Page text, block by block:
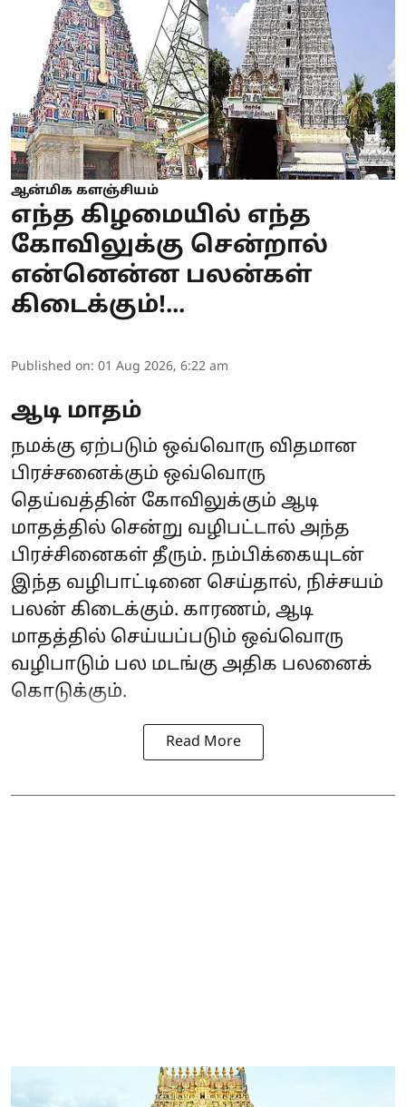
ஆன்மிக களஞ்சியம்
எந்த கிழமையில் எந்த
கோவிலுக்கு சென்றால்
என்னென்ன பலன்கள்
கிடைக்கும்!...
Published on: 01 Aug 2026, 6:22 am
ஆடி மாதம்
நமக்கு ஏற்படும் ஒவ்வொரு விதமான
பிரச்சனைக்கும் ஒவ்வொரு
தெய்வத்தின் கோவிலுக்கும் ஆடி
மாதத்தில் சென்று வழிபட்டால் அந்த
பிரச்சினைகள் தீரும். நம்பிக்கையுடன்
இந்த வழிபாட்டினை செய்தால், நிச்சயம்
பலன் கிடைக்கும். காரணம், ஆடி
மாதத்தில் செய்யப்படும் ஒவ்வொரு
வழிபாடும் பல மடங்கு அதிக பலனைக்
கொடுக்கும்.
Read More